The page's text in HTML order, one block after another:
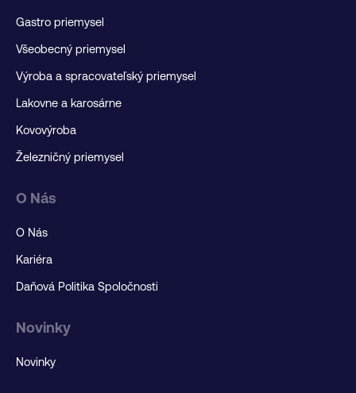
Gastro priemysel
Všeobecný priemysel
Výroba a spracovateľský priemysel
Lakovne a karosárne
Kovovýroba
Železničný priemysel
O Nás
O Nás
Kariéra
Daňová Politika Spoločnosti
Novinky
Novinky